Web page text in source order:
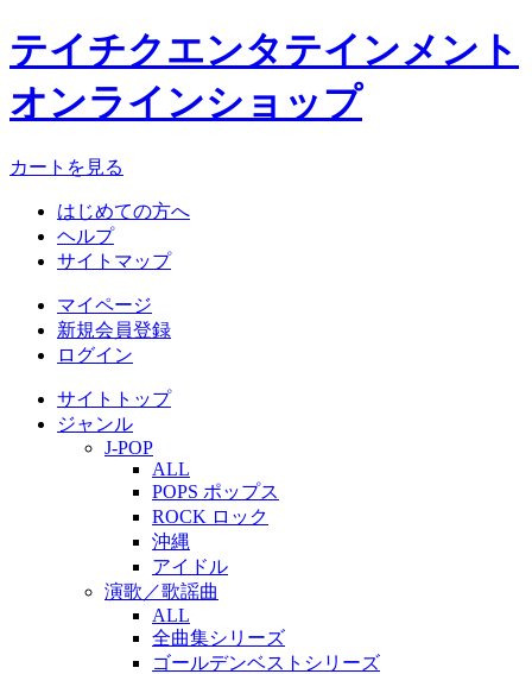
テイチクエンタテインメント
オンラインショップ
カートを見る
はじめての方へ
ヘルプ
サイトマップ
マイページ
新規会員登録
ログイン
サイトトップ
ジャンル
J-POP
ALL
POPS ポップス
ROCK ロック
沖縄
アイドル
演歌／歌謡曲
ALL
全曲集シリーズ
ゴールデンベストシリーズ